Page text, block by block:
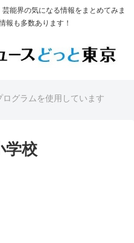
能界の気になる情報をまとめてみま
報も多数あります！
グラムを使用しています
学校